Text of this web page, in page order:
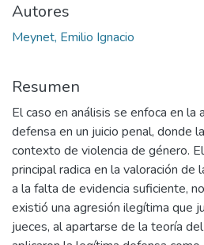
Autores
Meynet, Emilio Ignacio
Resumen
El caso en análisis se enfoca en la
defensa en un juicio penal, donde
contexto de violencia de género.
principal radica en la valoración de
a la falta de evidencia suficiente,
existió una agresión ilegítima que
jueces, al apartarse de la teoría